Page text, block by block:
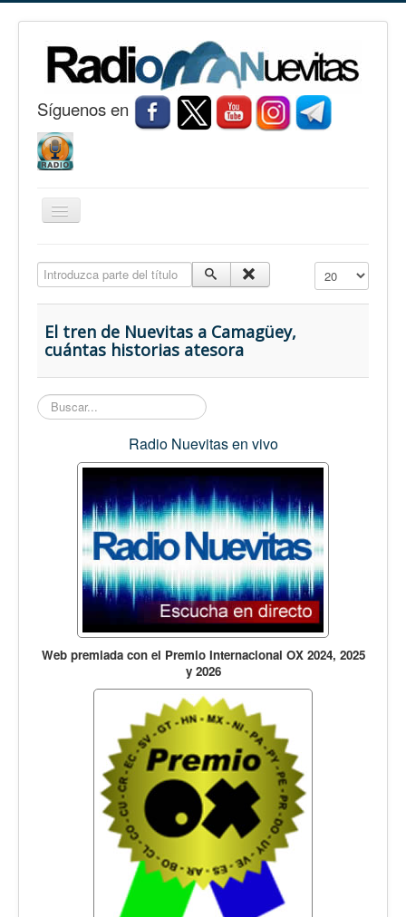
Síguenos en
Cambiar
Nuevitas
Conozca Nuevitas
Fotorreportaje
Opinión
Medio Ambiente
Ciencia, tecnología y curiosidades
Francés
Inglés
Desempolvando la historia
Introduzca parte del título Cantidad a
El tren de Nuevitas a Camagüey,
cuántas historias atesora
Buscar...
Radio Nuevitas en vivo
Web premiada con el Premio Internacional OX 2024, 2025
y 2026